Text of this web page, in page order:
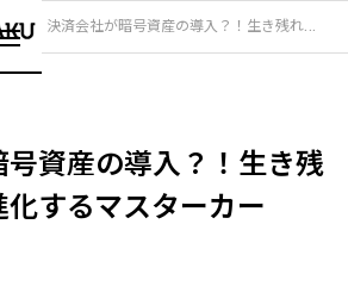
決済会社が暗号資産の導入？！生き残れるか！！進化するマスターカード！！
号資産の導入？！生き残
するマスターカー